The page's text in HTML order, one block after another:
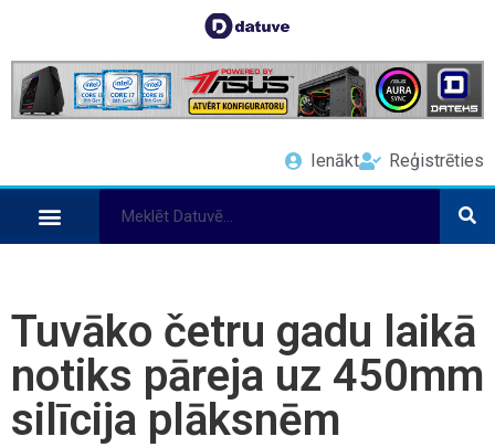
Ienākt Reģistrēties
Tuvāko četru gadu laikā
notiks pāreja uz 450mm
silīcija plāksnēm